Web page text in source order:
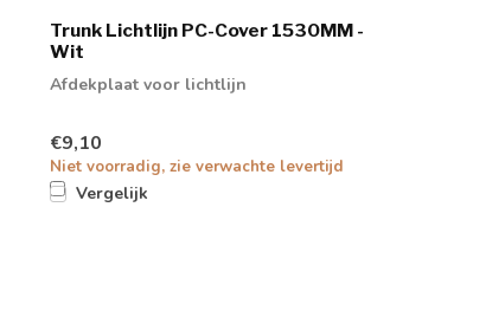
Trunk Lichtlijn PC-Cover 1530MM -
Wit
Afdekplaat voor lichtlijn
€9,10
Niet voorradig, zie verwachte levertijd
Vergelijk